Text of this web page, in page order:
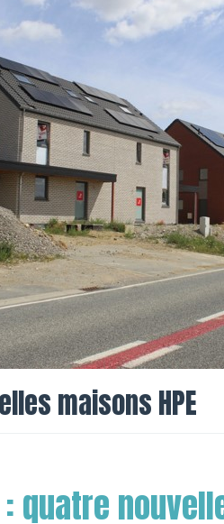
maisons HPE
quatre